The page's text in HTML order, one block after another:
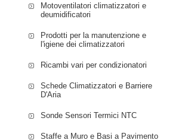
Motoventilatori climatizzatori e
deumidificatori
Prodotti per la manutenzione e
l'igiene dei climatizzatori
Ricambi vari per condizionatori
Schede Climatizzatori e Barriere
D'Aria
Sonde Sensori Termici NTC
Staffe a Muro e Basi a Pavimento